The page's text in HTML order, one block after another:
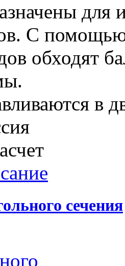
для
С
обходят
в
сечения